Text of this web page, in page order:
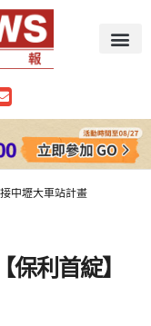
中壢大車站計畫
利首綻】